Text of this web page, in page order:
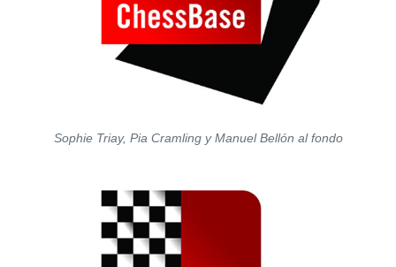
Sophie Triay, Pia Cramling y Manuel Bellón al fondo